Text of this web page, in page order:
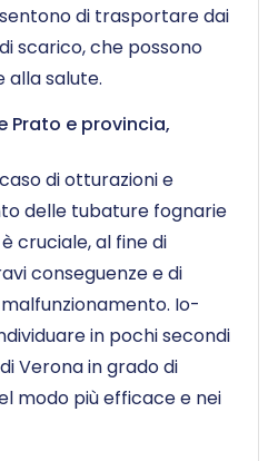
di trasportare dai
scarico, che possono
alla salute.
Prato e provincia,
di otturazioni e
delle tubature fognarie
è cruciale, al fine di
conseguenze e di
Io-
in pochi secondi
Verona in grado di
modo più efficace e nei